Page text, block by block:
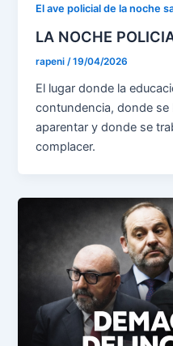
El ave policial de la noche
LA NOCHE
rapeni /19/04/2026
El lugar donde la
contundencia, donde se
aparentar y donde se
complacer.